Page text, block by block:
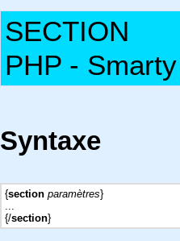
SECTION
PHP - Smarty
Syntaxe
{section paramètres}
...
{/section}